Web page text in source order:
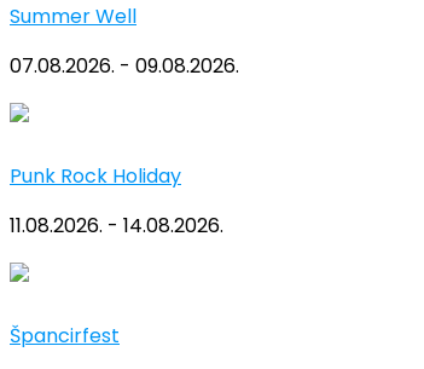
Summer Well
07.08.2026. - 09.08.2026.
Punk Rock Holiday
11.08.2026. - 14.08.2026.
Špancirfest